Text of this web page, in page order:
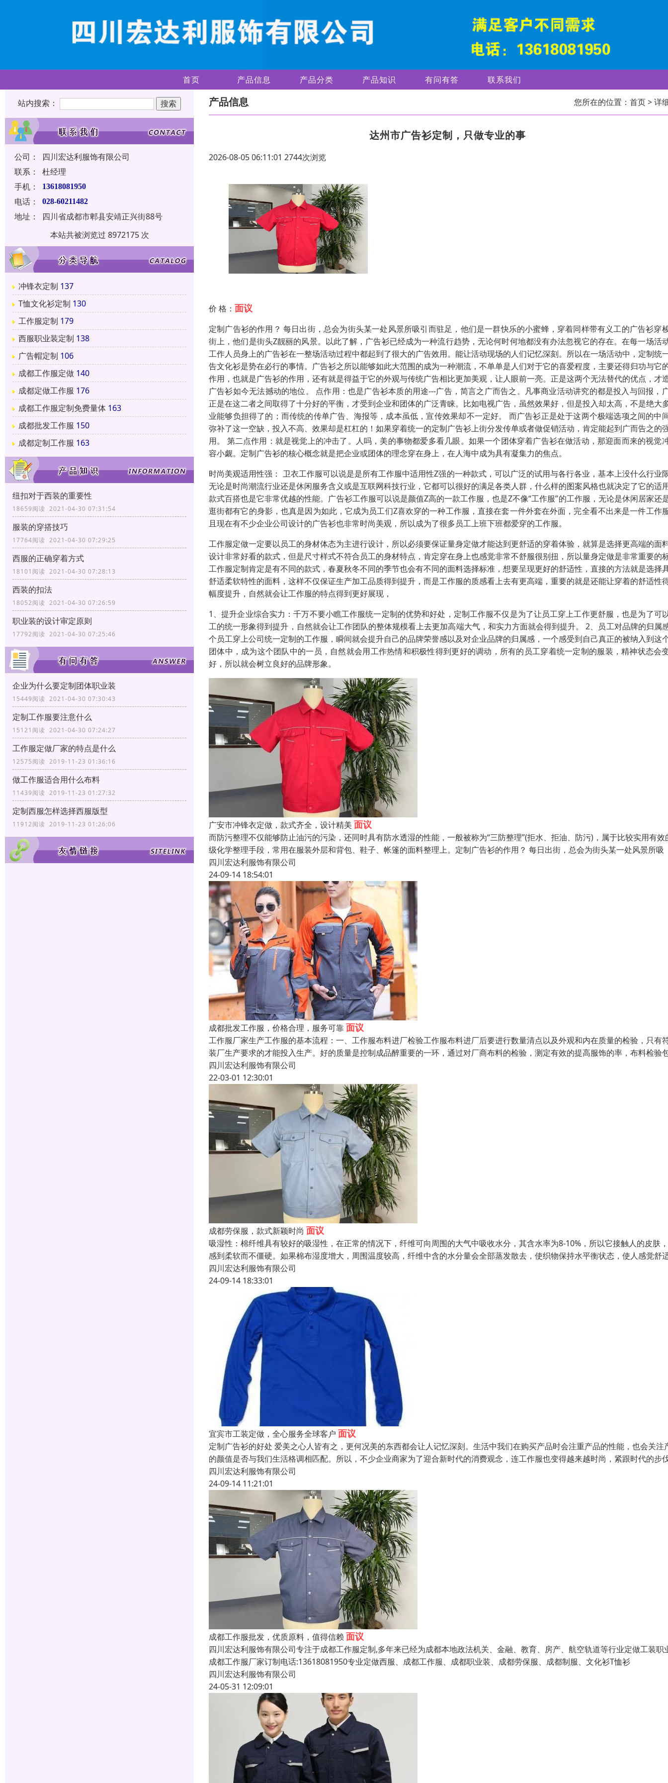
首页 产品信息 产品分类 产品知识 有问有答 联系我们
站内搜索：
公司：
四川宏达利服饰有限公司
联系：
杜经理
手机：
13618081950
电话： 028-60211482
地址：
四川省成都市郫县安靖正兴街88号
本站共被浏览过 8972175 次
冲锋衣定制 137
T恤文化衫定制 130
工作服定制 179
西服职业装定制 138
广告帽定制 106
成都工作服定做 140
成都定做工作服 176
成都工作服定制免费量体 163
成都批发工作服 150
成都定制工作服 163
纽扣对于西装的重要性
18659阅读 2021-04-30 07:31:54
服装的穿搭技巧
17764阅读 2021-04-30 07:29:25
西服的正确穿着方式
18101阅读 2021-04-30 07:28:13
西装的扣法
18052阅读 2021-04-30 07:26:59
职业装的设计审定原则
17792阅读 2021-04-30 07:25:46
企业为什么要定制团体职业装
15449阅读 2021-04-30 07:30:43
定制工作服要注意什么
15121阅读 2021-04-30 07:24:27
工作服定做厂家的特点是什么
12575阅读 2019-11-23 01:36:16
做工作服适合用什么布料
11439阅读 2019-11-23 01:27:32
定制西服怎样选择西服版型
11912阅读 2019-11-23 01:26:06
产品信息 您所在的位置： 首页> 详
达州市广告衫定制，只做专业的事
2026-08-05 06:11:01 2744次浏览
价 格： 面议
定制广告衫的作用？ 每日出街，总会为街头某一处风景所吸引而驻足，他们是一群快乐的小蜜蜂，穿着同样带有义工的广告衫穿
街上，他们是街头Z靓丽的风景。以此了解，广告衫已经成为一种流行趋势，无论何时何地都没有办法忽视它的存在。在每一场活
工作人员身上的广告衫在一整场活动过程中都起到了很大的广告效用。能让活动现场的人们记忆深刻。所以在一场活动中，定制统
告文化衫是势在必行的事情。广告衫之所以能够如此大范围的成为一种潮流，不单单是人们对于它的喜爱程度，主要还得归功与它
作用，也就是广告衫的作用，还有就是得益于它的外观与传统广告相比更加美观，让人眼前一亮。正是这两个无法替代的优点，才
广告衫如今无法撼动的地位。 点作用：也是广告衫本质的用途---广告，简言之广而告之。凡事商业活动讲究的都是投入与回报，
正是在这二者之间取得了十分好的平衡，才受到企业和团体的广泛青睐。比如电视广告，虽然效果好，但是投入却太高，不是绝大
业能够负担得了的；而传统的传单广告、海报等，成本虽低，宣传效果却不一定好。 而广告衫正是处于这两个极端选项之间的中
弥补了这一空缺，投入不高、效果却是杠杠的！如果穿着统一的定制广告衫上街分发传单或者做促销活动，肯定能起到广而告之的
用。 第二点作用：就是视觉上的冲击了。人吗，美的事物都爱多看几眼。如果一个团体穿着广告衫在做活动，那迎面而来的视觉
容小觑。定制广告衫的核心概念就是把企业或团体的理念穿在身上，在人海中成为具有凝集力的焦点。
时尚美观适用性强： 卫衣工作服可以说是是所有工作服中适用性Z强的一种款式，可以广泛的试用与各行各业，基本上没什么行业
无论是时尚潮流行业还是休闲服务含义或是互联网科技行业，它都可以很好的满足各类人群，什么样的图案风格也就决定了它的适
款式百搭也是它非常优越的性能。广告衫工作服可以说是颜值Z高的一款工作服，也是Z不像“工作服”的工作服，无论是休闲居家还
逛街都有它的身影，也真是因为如此，它成为员工们Z喜欢穿的一种工作服，直接在套一件外套在外面，完全看不出来是一件工作
且现在有不少企业公司设计的广告衫也非常时尚美观，所以成为了很多员工上班下班都爱穿的工作服。
工作服定做一定要以员工的身材体态为主进行设计，所以必须要保证量身定做才能达到更舒适的穿着体验，就算是选择更高端的面
设计非常好看的款式，但是尺寸样式不符合员工的身材特点，肯定穿在身上也感觉非常不舒服很别扭，所以量身定做是非常重要的
工作服定制肯定是有不同的款式，春夏秋冬不同的季节也会有不同的面料选择标准，想要呈现更好的舒适性，直接的方法就是选择
舒适柔软特性的面料，这样不仅保证生产加工品质得到提升，而是工作服的质感看上去有更高端，重要的就是还能让穿着的舒适性
幅度提升，自然就会让工作服的特点得到更好展现，
1、提升企业综合实力：千万不要小瞧工作服统一定制的优势和好处，定制工作服不仅是为了让员工穿上工作更舒服，也是为了可
工的统一形象得到提升，自然就会让工作团队的整体规模看上去更加高端大气，和实力方面就会得到提升。 2、员工对品牌的归属
个员工穿上公司统一定制的工作服，瞬间就会提升自己的品牌荣誉感以及对企业品牌的归属感，一个感受到自己真正的被纳入到这
团体中，成为这个团队中的一员，自然就会用工作热情和积极性得到更好的调动，所有的员工穿着统一定制的服装，精神状态会
好，所以就会树立良好的品牌形象。
广安市冲锋衣定做，款式齐全，设计精美 面议
而防污整理不仅能够防止油污的污染，还同时具有防水透湿的性能，一般被称为“三防整理”(拒水、拒油、防污)，属于比较实用有效
级化学整理手段，常用在服装外层和背包、鞋子、帐篷的面料整理上。定制广告衫的作用？ 每日出街，总会为街头某一处风景所吸
四川宏达利服饰有限公司
24-09-14 18:54:01
成都批发工作服，价格合理，服务可靠面议
工作服厂家生产工作服的基本流程：一、工作服布料进厂检验工作服布料进厂后要进行数量清点以及外观和内在质量的检验，只有
装厂生产要求的才能投入生产。好的质量是控制成品醉重要的一环，通过对厂商布料的检验，测定有效的提高服饰的率，布料检验
四川宏达利服饰有限公司
22-03-01 12:30:01
成都劳保服，款式新颖时尚 面议
吸湿性：棉纤维具有较好的吸湿性，在正常的情况下，纤维可向周围的大气中吸收水分，其含水率为8-10%，所以它接触人的皮肤
感到柔软而不僵硬。如果棉布湿度增大，周围温度较高，纤维中含的水分量会全部蒸发散去，使织物保持水平衡状态，使人感觉舒
四川宏达利服饰有限公司
24-09-14 18:33:01
宜宾市工装定做，全心服务全球客户 面议
定制广告衫的好处 爱美之心人皆有之，更何况美的东西都会让人记忆深刻。生活中我们在购买产品时会注重产品的性能，也会关注
的颜值是否与我们生活格调相匹配。所以，不少企业商家为了迎合新时代的消费观念，连工作服也变得越来越时尚，紧跟时代的步
四川宏达利服饰有限公司
24-09-14 11:21:01
成都工作服批发，优质原料，值得信赖 面议
四川宏达利服饰有限公司专注于成都工作服定制,多年来已经为成都本地政法机关、金融、教育、房产、航空轨道等行业定做工装职
成都工作服厂家订制电话:13618081950专业定做西服、成都工作服、成都职业装、成都劳保服、成都制服、文化衫T恤衫
四川宏达利服饰有限公司
24-05-31 12:09:01